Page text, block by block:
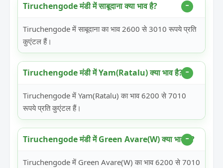
Tiruchengode मंडी में साबूदाना क्या भाव है?
Tiruchengode में साबूदाना का भाव 2600 से 3010 रूपये प्रति
कुएंटल हैं।
Tiruchengode मंडी में Yam(Ratalu) क्या भाव है?
Tiruchengode में Yam(Ratalu) का भाव 6200 से 7010
रूपये प्रति कुएंटल हैं।
Tiruchengode मंडी में Green Avare(W) क्या भाव है?
Tiruchengode में Green Avare(W) का भाव 6200 से 7010